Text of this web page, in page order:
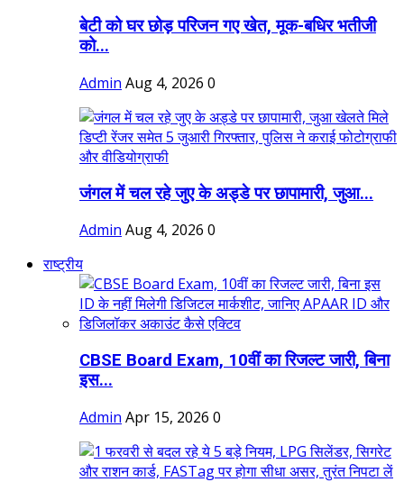
बेटी को घर छोड़ परिजन गए खेत, मूक-बधिर भतीजी
को...
Admin Aug 4, 2026 0
जंगल में चल रहे जुए के अड्डे पर छापामारी, जुआ...
Admin Aug 4, 2026 0
राष्ट्रीय
CBSE Board Exam, 10वीं का रिजल्ट जारी, बिना
इस...
Admin Apr 15, 2026 0